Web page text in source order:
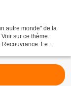
autre monde" de la
sur ce thème :
Le